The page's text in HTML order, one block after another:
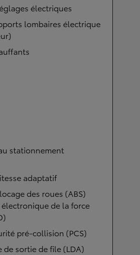
électriques
lombaires électrique
stationnement
adaptatif
des roues (ABS)
de la force
pré-collision (PCS)
de sortie de file (LDA)